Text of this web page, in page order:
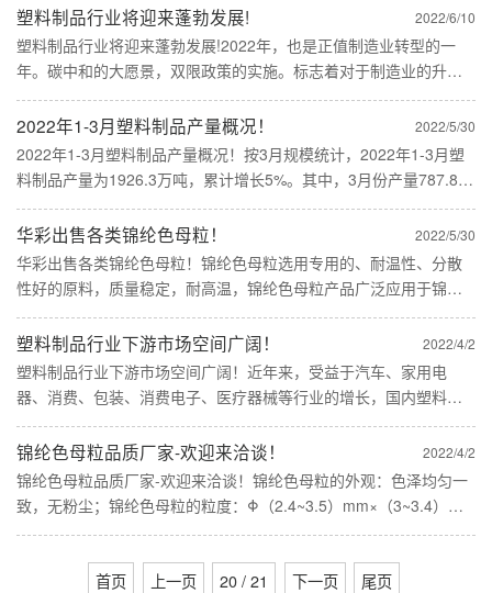
形、耐温、耐光等性能要求，为客户提供个性化服务。 龙口......
塑料制品行业将迎来蓬勃发展! 2022/6/10
塑料制品行业将迎来蓬勃发展!2022年，也是正值制造业转型的一
年。碳中和的大愿景，双限政策的实施。标志着对于制造业的升级
改革，志在必行！制造业需要高质量的发展，对于高技术，高附加
值的产品需求也会变的更加强烈。相对应的，塑料制品制造，也将
迎来......
2022年1-3月塑料制品产量概况！ 2022/5/30
2022年1-3月塑料制品产量概况！按3月规模统计，2022年1-3月塑
料制品产量为1926.3万吨，累计增长5%。其中，3月份产量787.8
万吨，同比增长6.3%。龙口华彩塑业有限公司是一家集科技、生
产、销售于一体，专业生产丙纶色母粒、......
华彩出售各类锦纶色母粒！ 2022/5/30
华彩出售各类锦纶色母粒！锦纶色母粒选用专用的、耐温性、分散
性好的原料，质量稳定，耐高温，锦纶色母粒产品广泛应用于锦纶
产品。锦纶色母粒的外观：颗粒均匀，无粉尘；含水率：≤0.5%；耐
热性：≥280℃；耐光牢度：≥7级；耐候性：≥4级龙口华彩塑......
塑料制品行业下游市场空间广阔！ 2022/4/2
塑料制品行业下游市场空间广阔！近年来，受益于汽车、家用电
器、消费、包装、消费电子、医疗器械等行业的增长，国内塑料制
品需求稳定增长。随着材料研究的进一步突破，塑料零部件应用领
域不断拓展，拓展到航空航天、新能源、先进制造和新型加工技术
等领域，与......
锦纶色母粒品质厂家-欢迎来洽谈！ 2022/4/2
锦纶色母粒品质厂家-欢迎来洽谈！锦纶色母粒的外观：色泽均匀一
致，无粉尘；锦纶色母粒的粒度：Φ（2.4~3.5）mm×（3~3.4）mm
锦纶色母粒的水份：≤2.0%（wt.）；耐热性：≥280℃龙口华彩塑业
首页
上一页 20 / 21 下一页 尾页